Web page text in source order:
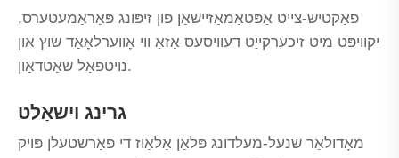
פאַקטיש-צייט אַפּטאַמאַזיישאַן פון זיפּונג פּאַראַמעטערס,
יקוויפּט מיט זיכערקייַט דעוויסעס אַזאַ ווי אָווערלאָאַד שוץ און
נויטפאַל שאַטדאַון.
גרינג וישאַלט
מאָדולאַר שנעל-מעלדונג פּלאַן אַלאַוז די פאַרשטעלן פּויק